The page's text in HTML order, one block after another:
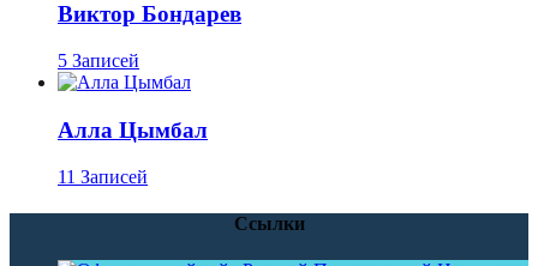
Виктор Бондарев
5 Записей
Алла Цымбал
11 Записей
Ссылки